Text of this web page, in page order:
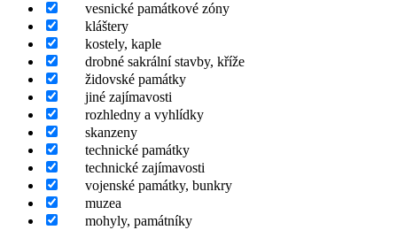
vesnické památkové zóny
kláštery
kostely, kaple
drobné sakrální stavby, kříže
židovské památky
jiné zajímavosti
rozhledny a vyhlídky
skanzeny
technické památky
technické zajímavosti
vojenské památky, bunkry
muzea
mohyly, památníky